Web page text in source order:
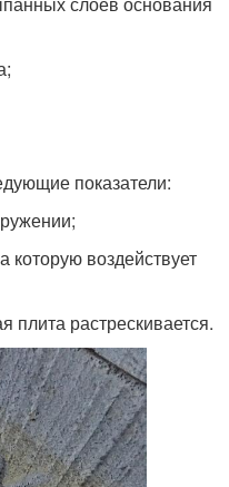
показатели:
которую воздействует
плита растрескивается.